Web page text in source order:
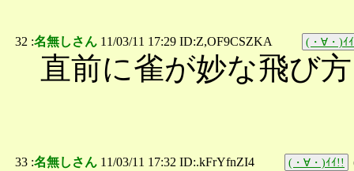
32 :名無しさん 11/03/11 17:29 ID:Z,OF9CSZKA (・∀・)ｲ
直前に雀が妙な飛び
33 :名無しさん 11/03/11 17:32 ID:.kFrYfnZI4 (・∀・)ｲｲ!!